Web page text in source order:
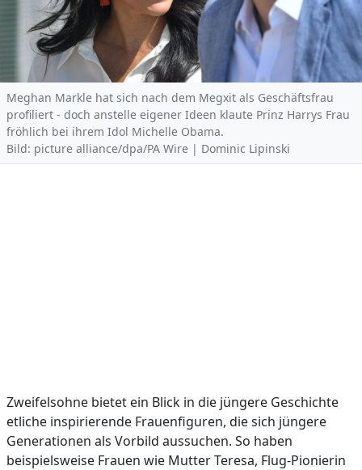
Meghan Markle hat sich nach dem Megxit als Geschäftsfrau
profiliert - doch anstelle eigener Ideen klaute Prinz Harrys Frau
fröhlich bei ihrem Idol Michelle Obama.
Bild: picture alliance/dpa/PA Wire | Dominic Lipinski
Zweifelsohne bietet ein Blick in die jüngere Geschichte
etliche inspirierende Frauenfiguren, die sich jüngere
Generationen als Vorbild aussuchen. So haben
beispielsweise Frauen wie Mutter Teresa, Flug-Pionierin